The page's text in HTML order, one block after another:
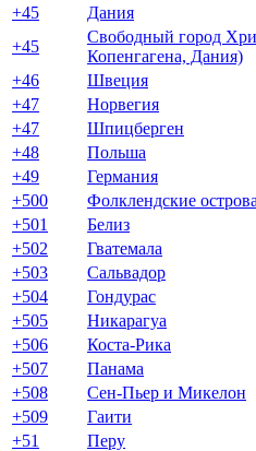
+45
Дания
+45
Свободный город
Копенгагена, Дания)
+46
Швеция
+47
Норвегия
+47
Шпицберген
+48
Польша
+49
Германия
+500
Фолклендские острова
+501
Белиз
+502
Гватемала
+503
Сальвадор
+504
Гондурас
+505
Никарагуа
+506
Коста-Рика
+507
Панама
+508
Сен-Пьер и Микелон
+509
Гаити
+51
Перу